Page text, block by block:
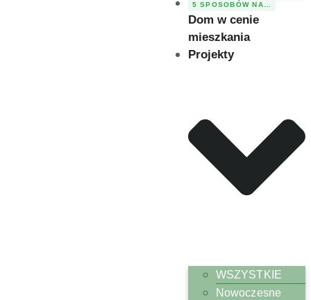
5 SPOSOBÓW NA…
Dom w cenie
mieszkania
Projekty
WSZYSTKIE
Nowoczesne